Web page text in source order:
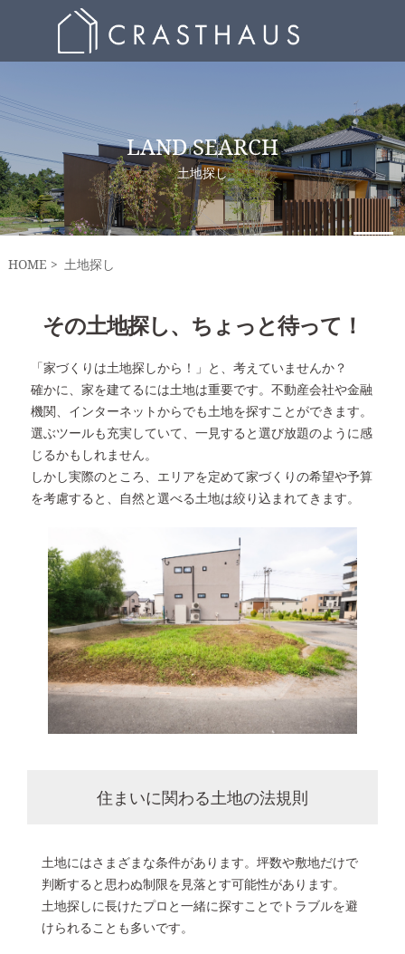
LAND SEARCH
土地探し
HOME 土地探し
その土地探し、ちょっと待って！
「家づくりは土地探しから！」と、考えていませんか？
確かに、家を建てるには土地は重要です。不動産会社や金融
機関、 インターネットからでも土地を探すことができます。
選ぶツールも充実していて、一見すると選び放題のように感
じるかもしれません。
しかし実際のところ、エリアを定めて家づくりの希望や予算
を考慮すると、 自然と選べる土地は絞り込まれてきます。
住まいに関わる土地の法規則
土地にはさまざまな条件があります。坪数や敷地だけで
判断すると思わぬ制限を見落とす可能性があります。
土地探しに長けたプロと一緒に探すことでトラブルを避
けられることも多いです。